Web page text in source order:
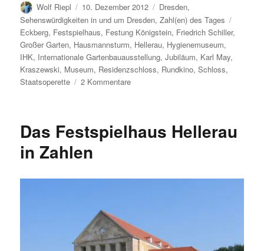
Autor
Wolf Riepl
Veröffentlicht
am
10. Dezember 2012 Kategorien
Dresden,
Sehenswürdigkeiten in und um Dresden,Zahl(en) des Tages
Eckberg, Festspielhaus, Festung Königstein, Friedrich Schiller,
Großer Garten, Hausmannsturm, Hellerau, Hygienemuseum,
IHK, Internationale Gartenbauausstellung,Jubiläum, Karl May,
Kraszewski, Museum, Residenzschloss, Rundkino,Schloss,
Staatsoperette
2 Kommentarezu
in
Das Festspielhaus Hellerau
in Zahlen